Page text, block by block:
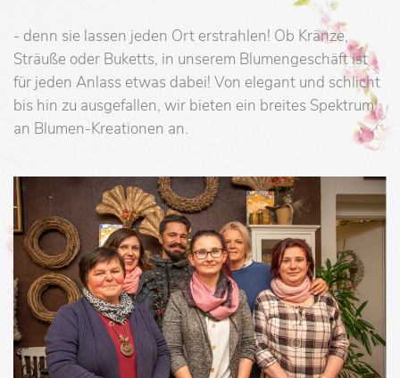
- denn sie lassen jeden Ort erstrahlen! Ob Kränze,
Sträuße oder Buketts, in unserem Blumengeschäft ist
für jeden Anlass etwas dabei! Von elegant und schlicht
bis hin zu ausgefallen, wir bieten ein breites Spektrum
an Blumen-Kreationen an.